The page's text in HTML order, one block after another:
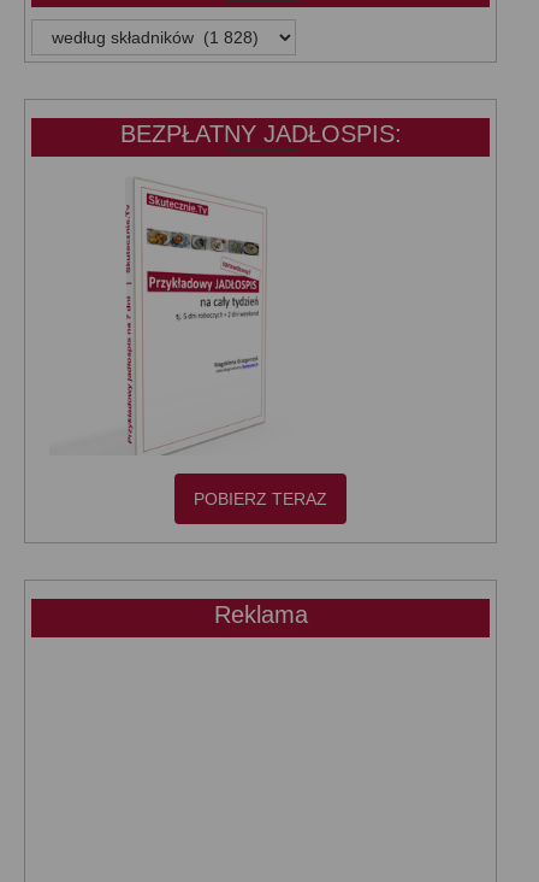
WSZYSTKIE
KATEGORIE:
BEZPŁATNY JADŁOSPIS:
POBIERZ TERAZ
Reklama